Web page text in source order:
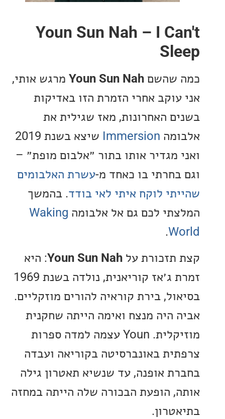
Youn Sun Nah – I
שהשםYoun Sun Nahמרגש אותי,
אחרי הזמרת הזו באדיקות
האחרונות, מאז שגילית את
Immersion
שיצא בשנת 2019
מגדיר אותו בתור ״אלבום מופת״ –
בו כאחד מ-עשרת האלבומים
לוקח איתי לאי בודד . בהמשך
לכם גם אל אלבומהWaking
עלYoun Sun Nah: היא
זמרת ג׳אז קוריאנית, נולדה בשנת 1969
בירת קוראיה להורים מוזקליים.
היה מנצח ואימה הייתה שחקנית
מוזיקלית. Youn עצמה למדה ספרות
באונברסיטה בקוריאה ועבדה
אופנה, עד שנשיא תאטרון גילה
הופעת הבכורה שלה הייתה במחזה